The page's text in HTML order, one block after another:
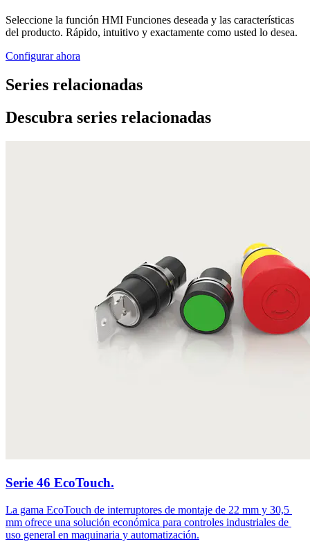
Seleccione la función HMI Funciones deseada y las características
del producto. Rápido, intuitivo y exactamente como usted lo desea.
Configurar ahora
Series relacionadas
Descubra series relacionadas
Serie 46 EcoTouch.
La gama EcoTouch de interruptores de montaje de 22 mm y 30,5
mm ofrece una solución económica para controles industriales de
uso general en maquinaria y automatización.